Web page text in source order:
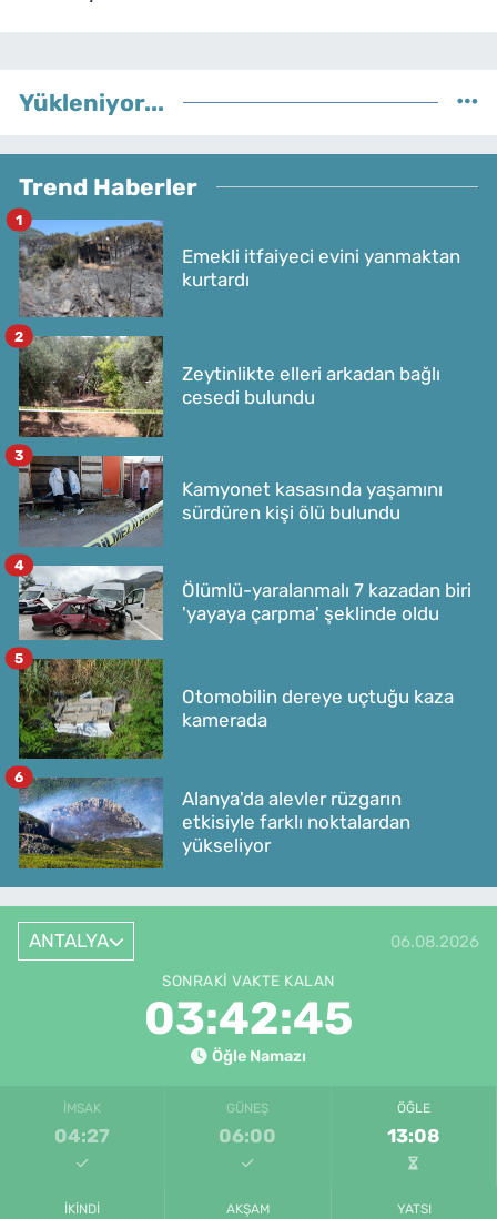
Yükleniyor...
Trend Haberler
Emekli itfaiyeci evini yanmaktan
kurtardı
1
Zeytinlikte elleri arkadan bağlı
cesedi bulundu
2
Kamyonet kasasında yaşamını
sürdüren kişi ölü bulundu
3
Ölümlü-yaralanmalı 7 kazadan biri
'yayaya çarpma' şeklinde oldu
4
Otomobilin dereye uçtuğu kaza
kamerada
5
Alanya'da alevler rüzgarın
etkisiyle farklı noktalardan
yükseliyor
6
ANTALYA 06.08.2026
SONRAKI VAKTE KALAN
03:42:45
Öğle Namazı
İMSAK
04:27
GÜNEŞ
06:00
ÖĞLE
13:08
İKINDI AKŞAM YATSI